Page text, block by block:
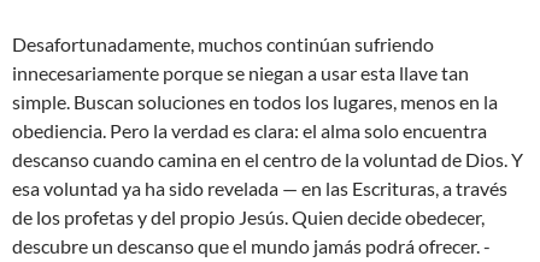
Desafortunadamente, muchos continúan sufriendo
innecesariamente porque se niegan a usar esta llave tan
simple. Buscan soluciones en todos los lugares, menos en la
obediencia. Pero la verdad es clara: el alma solo encuentra
descanso cuando camina en el centro de la voluntad de Dios. Y
esa voluntad ya ha sido revelada — en las Escrituras, a través
de los profetas y del propio Jesús. Quien decide obedecer,
descubre un descanso que el mundo jamás podrá ofrecer. -